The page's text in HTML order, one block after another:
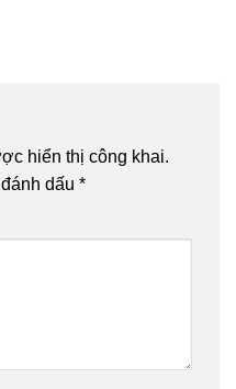
hiển thị công khai.
dấu *